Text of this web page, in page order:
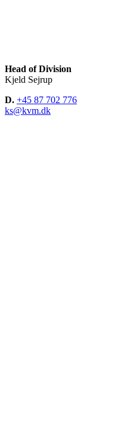
Head of Division
Kjeld Sejrup
D. +45 87 702 776
ks@kvm.dk